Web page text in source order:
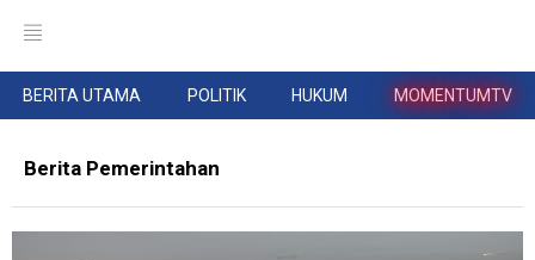
BERITA UTAMA POLITIK HUKUM MOMENTUMTV
Berita Pemerintahan